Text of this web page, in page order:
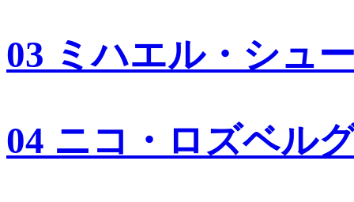
03 ミハエル・シュ
04 ニコ・ロズベル